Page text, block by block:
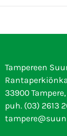
Tampereen
33900
puh. (03) 2613